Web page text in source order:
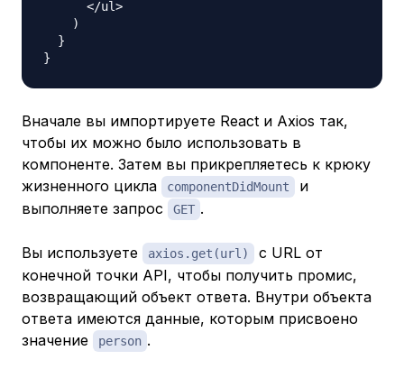
</ul>
)
}
}
Вначале вы импортируете React и Axios так,
чтобы их можно было использовать в
компоненте. Затем вы прикрепляетесь к крюку
жизненного цикла
componentDidMount
и
выполняете запрос
GET .
Вы используете axios.get(url)
с URL от
конечной точки API, чтобы получить промис,
возвращающий объект ответа. Внутри объекта
ответа имеются данные, которым присвоено
значение
person .